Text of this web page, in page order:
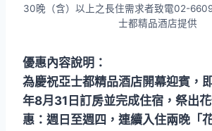
30晚（含）以上之長住需求者致電02-
士都精品酒店提供
優惠內容說明：
為慶祝亞士都精品酒店開幕迎賓，
年8月31日訂房並完成住宿，祭出
惠：週日至週四，連續入住兩晚「